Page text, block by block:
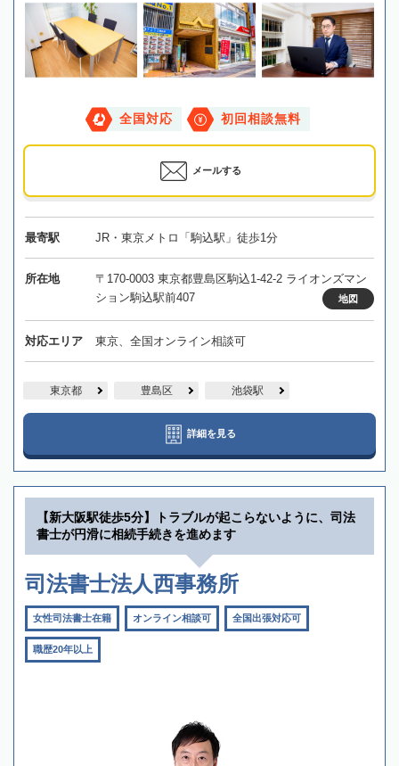
全国対応 初回相談無料
メールする
最寄駅 JR・東京メトロ「駒込駅」徒歩1分
所在地
〒170-0003 東京都豊島区駒込1-42-2 ライオンズマン
ション駒込駅前407
地図
対応エリア 東京、全国オンライン相談可
東京都 豊島区 池袋駅
詳細を見る
【新大阪駅徒歩5分】トラブルが起こらないように、司法
書士が円滑に相続手続きを進めます
司法書士法人西事務所
女性司法書士在籍 オンライン相談可 全国出張対応可
職歴20年以上